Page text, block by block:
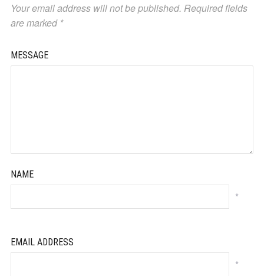
Your email address will not be published. Required fields
are marked *
MESSAGE
NAME
*
EMAIL ADDRESS
*